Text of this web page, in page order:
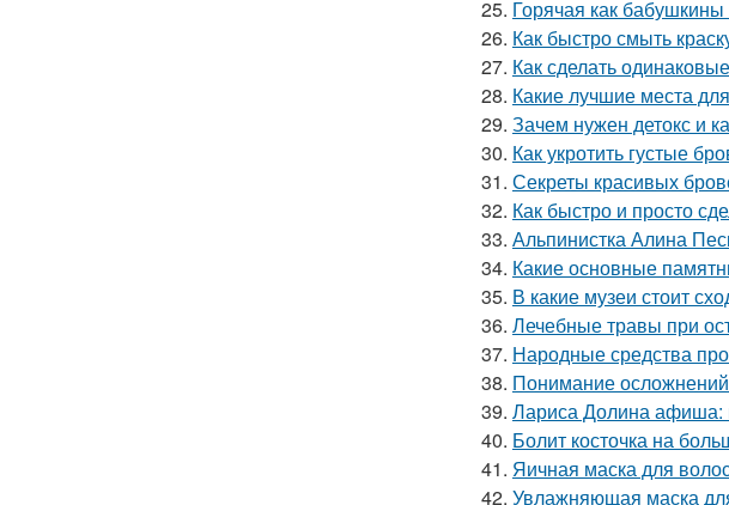
25. Горячая как
26. Как быстро смыть
27. Как сделать
28. Какие лучшие места
29. Зачем нужен детокс и
30. Как укротить густые
31. Секреты красивых
32. Как быстро и просто
33. Альпинистка Алина
34. Какие основные
35. В какие музеи стоит
36. Лечебные травы при
37. Народные средства
38. Понимание
39. Лариса Долина афиша:
40. Болит косточка на
41. Яичная маска для
42. Увлажняющая маска